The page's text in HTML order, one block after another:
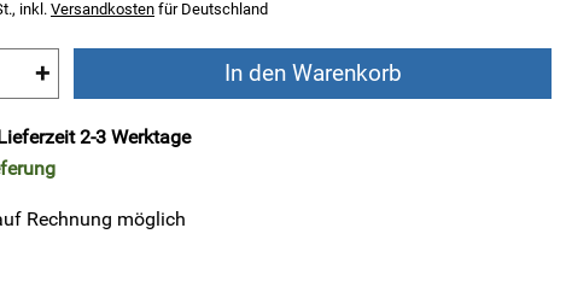
inkl.Versandkosten für Deutschland
+ In den Warenkorb
2-3 Werktage
Rechnung möglich